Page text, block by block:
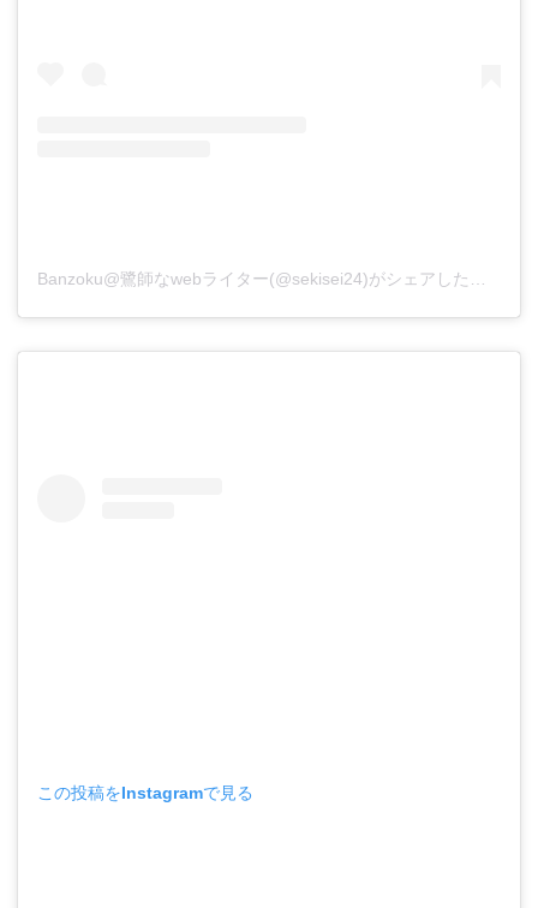
Banzoku@鷺師なwebライター(@sekisei24)がシェアした投稿
この投稿をInstagramで見る